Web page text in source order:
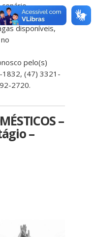
disponíveis,
pelo(s)
1832, (47)3321-
2720.
–
–